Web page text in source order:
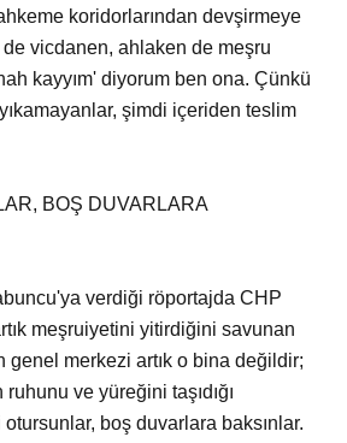
koridorlarından devşirmeye
vicdanen, ahlaken de meşru
kayyım' diyorum ben ona. Çünkü
şimdi içeriden teslim
BOŞ DUVARLARA
verdiği röportajda CHP
meşruiyetini yitirdiğini savunan
genel merkezi artık o bina değildir;
ve yüreğini taşıdığı
otursunlar, boş duvarlara baksınlar.